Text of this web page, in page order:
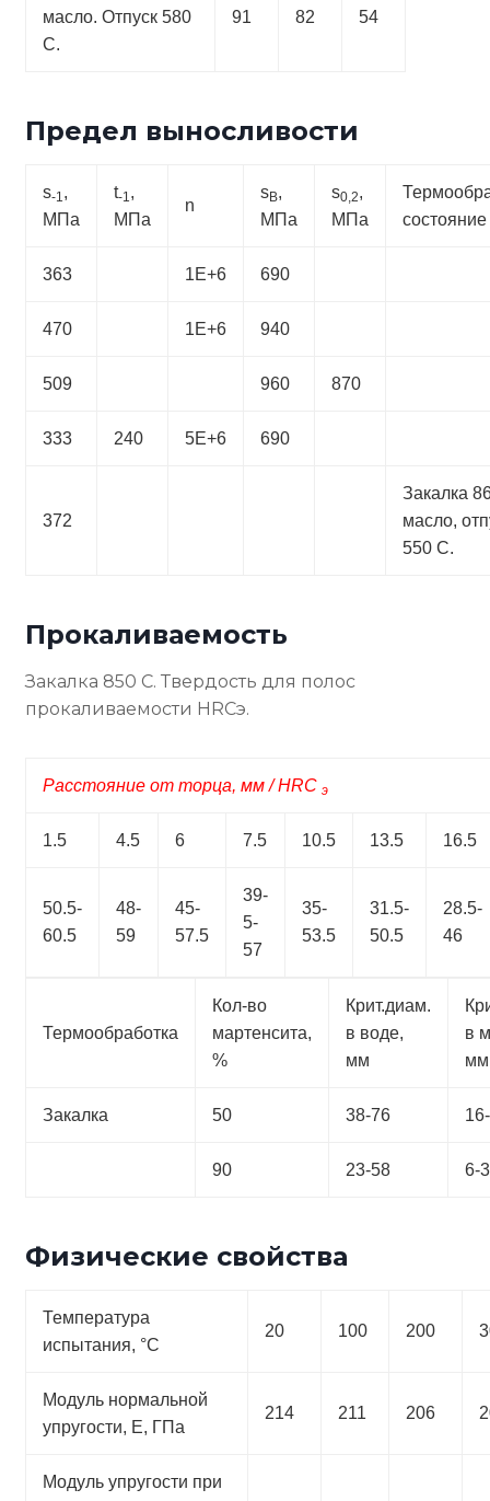
масло. Отпуск 580
С.
91 82 54
Предел выносливости
s-1,
МПа
t-1,
МПа
n
sB,
МПа
s0,2,
МПа
состояние
363 1Е+6 690
470 1Е+6 940
509 960 870
333 240 5Е+6 690
372
Закалка
масло,
550 С.
Прокаливаемость
Закалка 850 С. Твердость для полос
прокаливаемости HRCэ.
Расстояние от торца, мм / HRC э
1.5 4.5 6 7.5 10.5 13.5 16.5
50.5-
60.5
48-
59
45-
57.5
39-
5-
57
35-
53.5
31.5-
50.5
28.5-
46
Термообработка
Кол-во
мартенсита,
%
Крит.диам.
в воде,
мм
в
мм
Закалка 50 38-76
90 23-58 6-
Физические свойства
Температура
испытания, °С
20 100 200
Модуль нормальной
упругости, Е, ГПа
214 211 206
Модуль упругости при